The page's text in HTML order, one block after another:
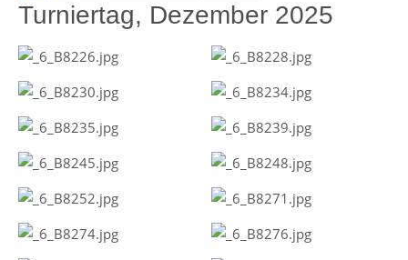
Turniertag, Dezember 2025